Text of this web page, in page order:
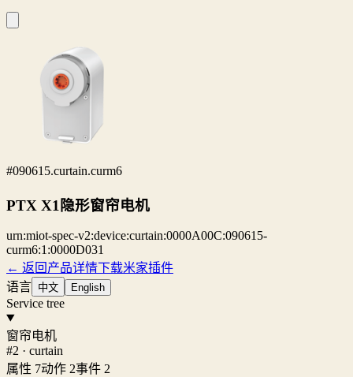
#090615.curtain.curm6
PTX X1隐形窗帘电机
urn:miot-spec-v2:device:curtain:0000A00C:090615-
curm6:1:0000D031
← 返回产品详情下载米家插件
语言 中文 English
Service tree
窗帘电机
#2 · curtain
属性 7动作 2事件 2